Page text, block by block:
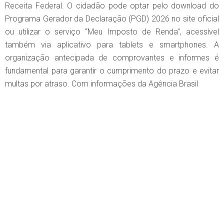
Receita Federal. O cidadão pode optar pelo download do
Programa Gerador da Declaração (PGD) 2026 no site oficial
ou utilizar o serviço “Meu Imposto de Renda”, acessível
também via aplicativo para tablets e smartphones. A
organização antecipada de comprovantes e informes é
fundamental para garantir o cumprimento do prazo e evitar
multas por atraso. Com informações da Agência Brasil